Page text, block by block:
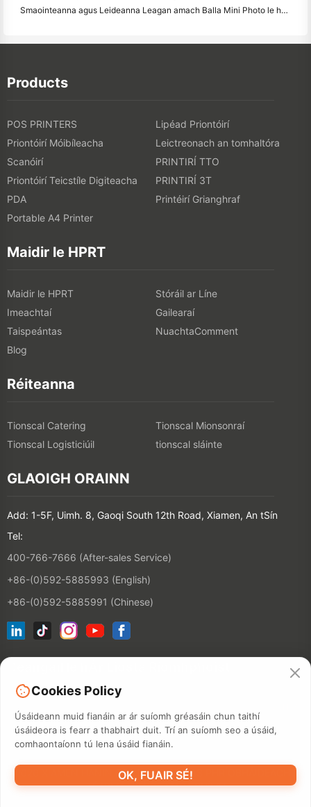
Smaointeanna agus Leideanna Leagan amach Balla Mini Photo le haghaidh maisiú seomra leapa agus dormitory
Products
POS PRINTERS
Lipéad Priontóirí
Priontóirí Móibíleacha
Leictreonach an tomhaltóra
Scanóirí
PRINTIRÍ TTO
Priontóirí Teicstíle Digiteacha
PRINTIRÍ 3T
PDA
Printéirí Grianghraf
Portable A4 Printer
Maidir le HPRT
Maidir le HPRT
Stóráil ar Líne
Imeachtaí
Gailearaí
Taispeántas
NuachtaComment
Blog
Réiteanna
Tionscal Catering
Tionscal Mionsonraí
Tionscal Logisticiúil
tionscal sláinte
GLAOIGH ORAINN
Add: 1-5F, Uimh. 8, Gaoqi South 12th Road, Xiamen, An tSín
Tel:
400-766-7666 (After-sales Service)
+86-(0)592-5885993 (English)
+86-(0)592-5885991 (Chinese)
©2026 XIAMEN HANIN CO., LTD.BEARTAS PHRÍOBHÁIDEACHTA
TÉARMA ÚSÁIDE MAPA SUÍMH
Cookies Policy
Úsáideann muid fianáin ar ár suíomh gréasáin chun taithí
úsáideora is fearr a thabhairt duit. Trí an suíomh seo a úsáid,
comhaontaíonn tú lena úsáid fianáin.
OK, FUAIR SÉ!